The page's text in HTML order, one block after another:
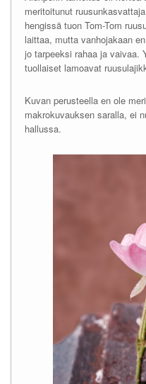
meritoitunut
hengissä tuon Tom-Tom
laittaa, mutta vanhojakaan
jo tarpeeksi rahaa ja vaivaa.
tuollaiset lamoavat
Kuvan perusteella en ole
makrokuvauksen saralla, ei
hallussa.